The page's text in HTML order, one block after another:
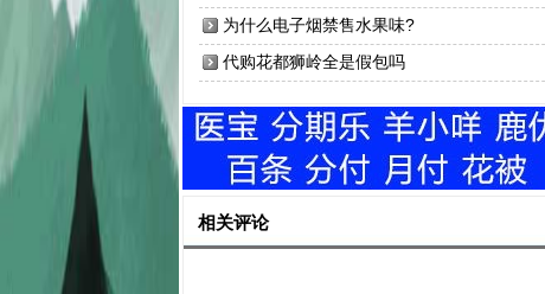
样？
为什么电子烟禁售水果味?
代购花都狮岭全是假包吗
相关评论